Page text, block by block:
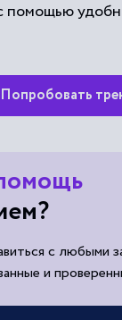
помощью
Попробовать
с любыми
и